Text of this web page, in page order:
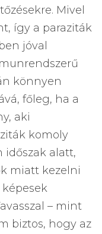
Mivel
így a paraziták
jóval
könnyen
főleg, ha a
aki
komoly
időszak alatt,
miatt kezelni
– mint
biztos, hogy az